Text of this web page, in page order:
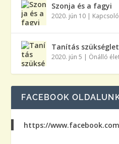
Szonja és a fagyi
2020. jún 10 |
Tanítás
2020. jún 5 | Önálló
FACEBOOK
https://